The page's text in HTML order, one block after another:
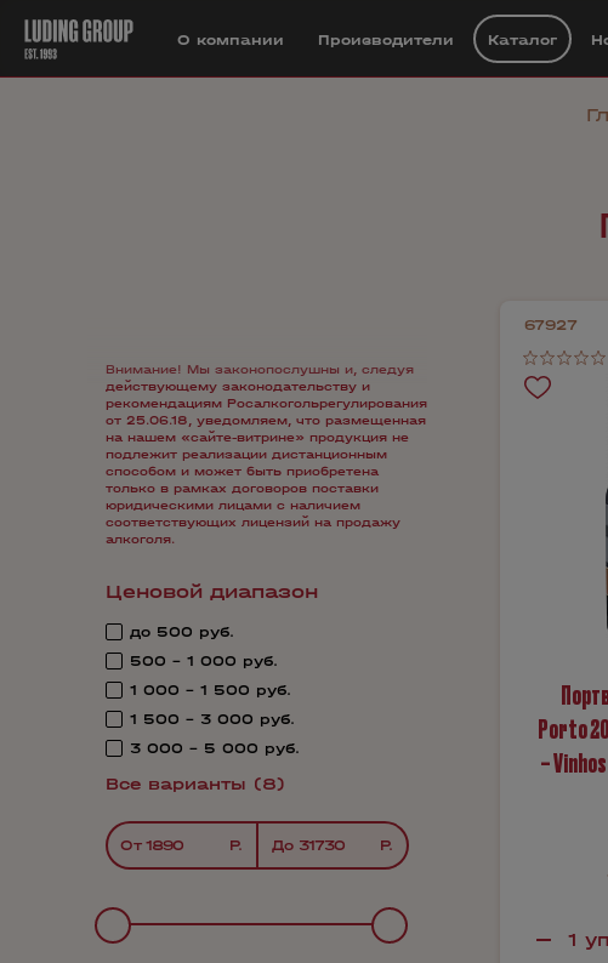
О компании Производители Каталог
Внимание! Мы законопослушны и, следуя
действующему законодательству и
рекомендациям Росалкогольрегулирования
от 25.06.18, уведомляем, что размещенная
на нашем «сайте-витрине» продукция не
подлежит реализации дистанционным
способом и может быть приобретена
только в рамках договоров поставки
юридическими лицами с наличием
соответствующих лицензий на продажу
алкоголя.
Ценовой диапазон
до 500 руб.
500 - 1 000 руб.
1 000 - 1 500 руб.
1 500 - 3 000 руб.
3 000 - 5 000 руб.
Все варианты (8)
От До
67927
Porto
–